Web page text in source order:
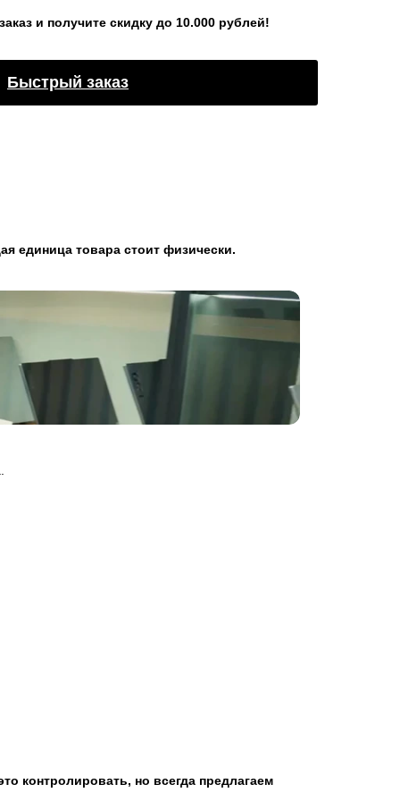
и получите скидку до 10.000 рублей!
Быстрый заказ
единица товара стоит физически.
контролировать, но всегда предлагаем